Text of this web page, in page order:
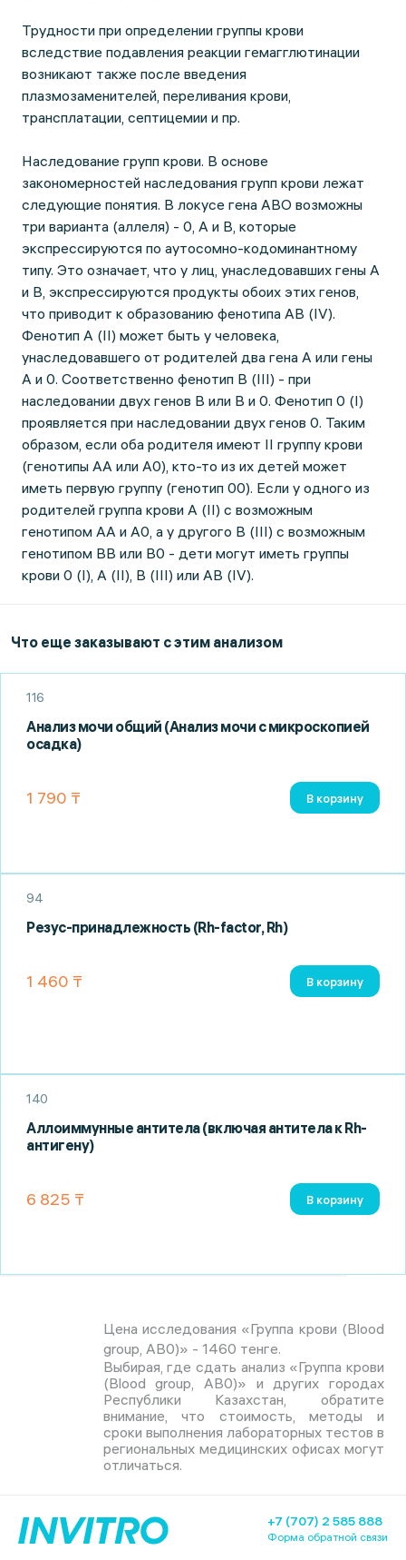
Трудности при определении группы крови
вследствие подавления реакции гемагглютинации
возникают также после введения
плазмозаменителей, переливания крови,
трансплатации, септицемии и пр.
Наследование групп крови. В основе
закономерностей наследования групп крови лежат
следующие понятия. В локусе гена АВО возможны
три варианта (аллеля) - 0, A и B, которые
экспрессируются по аутосомно-кодоминантному
типу. Это означает, что у лиц, унаследовавших гены А
и В, экспрессируются продукты обоих этих генов,
что приводит к образованию фенотипа АВ (IV).
Фенотип А (II) может быть у человека,
унаследовавшего от родителей два гена А или гены
А и 0. Соответственно фенотип В (III) - при
наследовании двух генов В или В и 0. Фенотип 0 (I)
проявляется при наследовании двух генов 0. Таким
образом, если оба родителя имеют II группу крови
(генотипы AА или А0), кто-то из их детей может
иметь первую группу (генотип 00). Если у одного из
родителей группа крови A (II) с возможным
генотипом АА и А0, а у другого B (III) с возможным
генотипом BB или В0 - дети могут иметь группы
крови 0 (I), А (II), B (III) или АВ (IV).
Что еще заказывают с этим анализом
116
Анализ мочи общий (Анализ мочи с микроскопией
осадка)
1 790 ₸ В корзину
94
Резус-принадлежность (Rh-factor, Rh)
1 460 ₸ В корзину
140
Аллоиммунные антитела (включая антитела к Rh-
антигену)
6 825 ₸ В корзину
Цена исследования «Группа крови (Blood
group, АВ0)» - 1460 тенге.
Выбирая, где сдать анализ «Группа крови
(Blood group, АВ0)» и других городах
Республики Казахстан, обратите
внимание, что стоимость, методы и
сроки выполнения лабораторных тестов в
региональных медицинских офисах могут
отличаться.
+7 (707) 2 585 888
Форма обратной связи